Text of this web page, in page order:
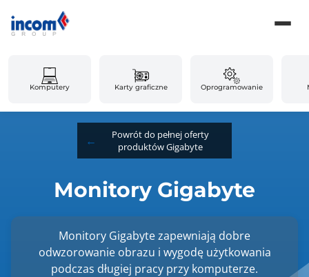
Komputery Karty graficzne Oprogramowanie
Powrót do pełnej oferty
produktów Gigabyte
Monitory Gigabyte
Monitory Gigabyte zapewniają dobre
odwzorowanie obrazu i wygodę użytkowania
podczas długiej pracy przy komputerze.